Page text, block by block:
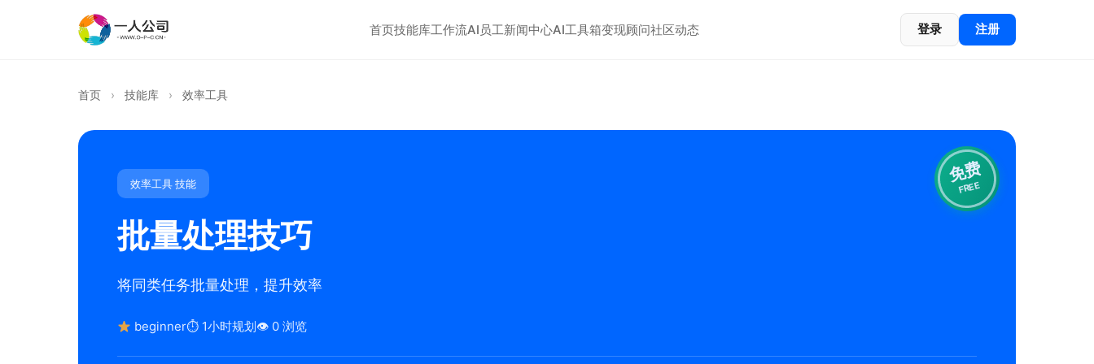
首页技能库工作流AI员工新闻中心AI工具箱变现顾问社区动态 登录 注册
首页 › 技能库 › 效率工具
效率工具 技能
批量处理技巧
免费
FREE
将同类任务批量处理，提升效率
beginner⏱ 1小时规划👁 0 浏览